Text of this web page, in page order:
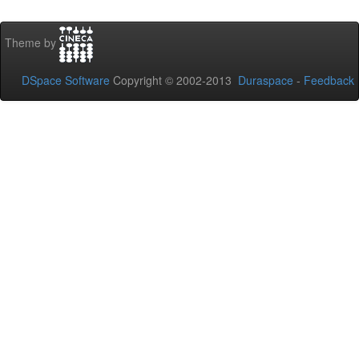
Theme by
DSpace Software Copyright © 2002-2013 Duraspace - Feedback